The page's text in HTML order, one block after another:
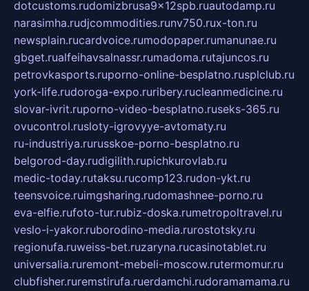
dotcustoms.rudomizbrusa9x12spb.ruautodamp.ru
narasimha.rudjcommodities.runv750.rux-ton.ru
newsplain.rucardvoice.rumodopaper.rumanunae.ru
gbget.rualfeihavsalnassr.rumadoma.rutajuncos.ru
petrovkasports.ruporno-online-besplatno.rusplclub.ru
york-life.rudoroga-expo.ruribery.rucleanmedicine.ru
slovar-ivrit.ruporno-video-besplatno.ruseks-365.ru
ovucontrol.rusloty-igrovyye-avtomaty.ru
ru-industriya.rurusskoe-porno-besplatno.ru
belgorod-day.rudigilith.rupichkurovlab.ru
medic-today.rutaksu.rucomp123.rudon-ykt.ru
teensvoice.ruimgsharing.rudomashnee-porno.ru
eva-elfie.rufoto-tur.rubiz-doska.rumetropoltravel.ru
veslo-i-yakor.ruborodino-media.rurostotsky.ru
regionufa.ruweiss-bet.ruzaryna.rucasinotablet.ru
universalia.ruremont-mebeli-moscow.rutermomur.ru
clubfisher.ruremstirufa.ruerdamchi.rudoramamama.ru